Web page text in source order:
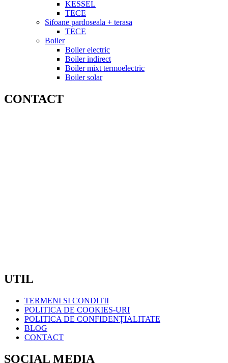
KESSEL
TECE
Sifoane pardoseala + terasa
TECE
Boiler
Boiler electric
Boiler indirect
Boiler mixt termoelectric
Boiler solar
CONTACT
UTIL
TERMENI SI CONDITII
POLITICA DE COOKIES-URI
POLITICA DE CONFIDENȚIALITATE
BLOG
CONTACT
SOCIAL MEDIA